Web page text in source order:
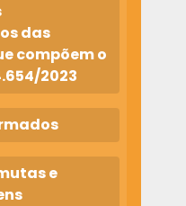
das
compõem o
2023
e